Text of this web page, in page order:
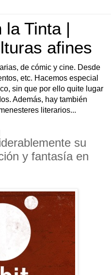
la Tinta |
afines
de cómic y cine. Desde
etc. Hacemos especial
sin que por ello quite lugar
Además, hay también
literarios...
su
y fantasía en